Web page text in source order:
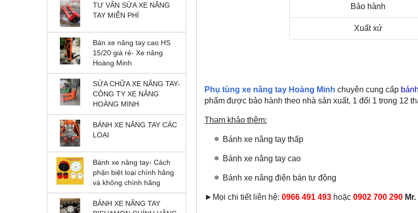
TƯ VẤN SỬA XE NÂNG
TAY MIỄN PHÍ
Bán xe nâng tay cao HS
15/20 giá rẻ- Xe nâng
Hoàng Minh
SỬA CHỮA XE NÂNG TAY-
CÔNG TY XE NÂNG
HOÀNG MINH
BÁNH XE NÂNG TAY CÁC
LOẠI
Bánh xe nâng tay- Cách
phận biệt loại chính hãng
và không chính hãng
BÁNH XE NÂNG TAY
Bảo hành
Xuất xứ
Phụ tùng xe nâng tay Hoàng Minh chuyên cung cấp
phẩm được bảo hành theo nhà sản xuất, 1 đổi 1 trong 12
Tham khảo thêm:
Bánh xe nâng tay thấp
Bánh xe nâng tay cao
Bánh xe nâng điện bán tự động
►Mọi chi tiết liên hệ: 0966 491 493 hoặc 0902 700 290